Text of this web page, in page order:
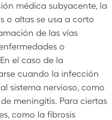
médica subyacente, la
o altas se usa a corto
de las vías
o
el caso de la
cuando la infección
sistema nervioso, como
meningitis. Para ciertas
como la fibrosis